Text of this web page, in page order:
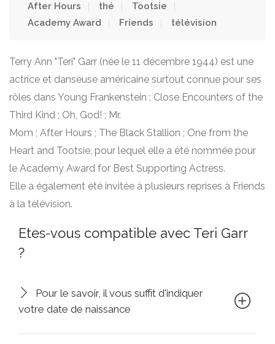
After Hours
thé
Tootsie
Academy Award
Friends télévision
Terry Ann "Teri" Garr (née le 11 décembre 1944) est une
actrice et danseuse américaine surtout connue pour ses
rôles dans Young Frankenstein ; Close Encounters of the
Third Kind ; Oh, God! ; Mr.
Mom ; After Hours ; The Black Stallion ; One from the
Heart and Tootsie, pour lequel elle a été nommée pour
le Academy Award for Best Supporting Actress.
Elle a également été invitée à plusieurs reprises à Friends
à la télévision.
Etes-vous compatible avec Teri Garr
?
Pour le savoir, il vous suffit d'indiquer
votre date de naissance